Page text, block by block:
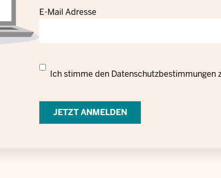
E-Mail Adresse
Datenschutzrechtliche
Verarbeitung
Ich stimme den Datenschutzbestimmungen